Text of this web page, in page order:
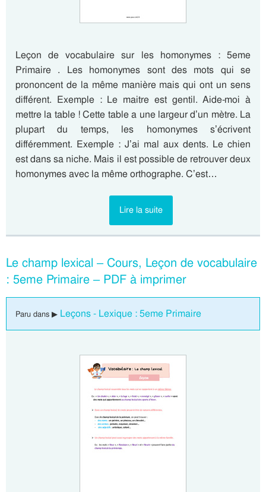
Leçon de vocabulaire sur les homonymes : 5eme
Primaire . Les homonymes sont des mots qui se
prononcent de la même manière mais qui ont un sens
différent. Exemple : Le maitre est gentil. Aide-moi à
mettre la table ! Cette table a une largeur d’un mètre. La
plupart du temps, les homonymes s’écrivent
différemment. Exemple : J’ai mal aux dents. Le chien
est dans sa niche. Mais il est possible de retrouver deux
homonymes avec la même orthographe. C’est…
Lire la suite
Le champ lexical – Cours, Leçon de vocabulaire
: 5eme Primaire – PDF à imprimer
Paru dans ▶ Leçons - Lexique : 5eme Primaire